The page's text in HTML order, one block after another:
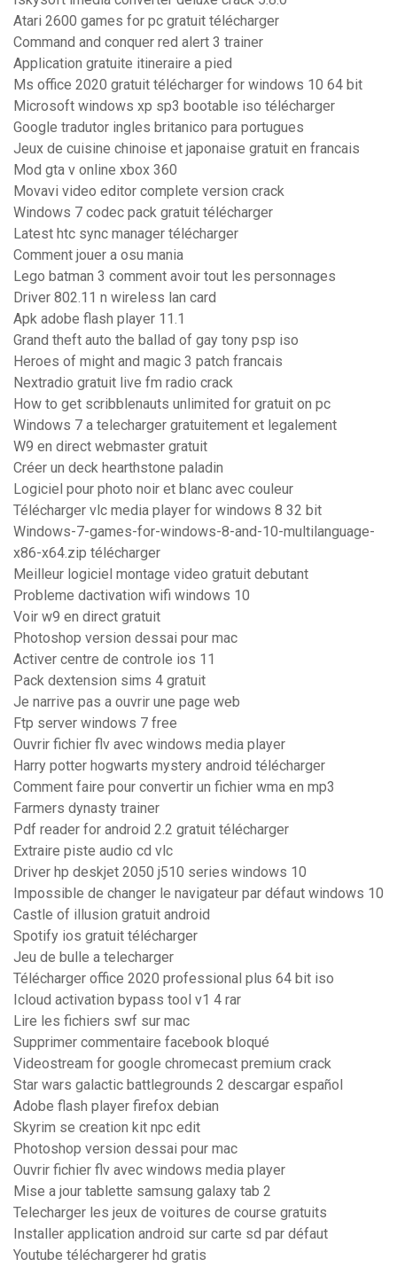
Atari 2600 games for pc gratuit télécharger
Command and conquer red alert 3 trainer
Application gratuite itineraire a pied
Ms office 2020 gratuit télécharger for windows 10 64 bit
Microsoft windows xp sp3 bootable iso télécharger
Google tradutor ingles britanico para portugues
Jeux de cuisine chinoise et japonaise gratuit en francais
Mod gta v online xbox 360
Movavi video editor complete version crack
Windows 7 codec pack gratuit télécharger
Latest htc sync manager télécharger
Comment jouer a osu mania
Lego batman 3 comment avoir tout les personnages
Driver 802.11 n wireless lan card
Apk adobe flash player 11.1
Grand theft auto the ballad of gay tony psp iso
Heroes of might and magic 3 patch francais
Nextradio gratuit live fm radio crack
How to get scribblenauts unlimited for gratuit on pc
Windows 7 a telecharger gratuitement et legalement
W9 en direct webmaster gratuit
Créer un deck hearthstone paladin
Logiciel pour photo noir et blanc avec couleur
Télécharger vlc media player for windows 8 32 bit
Windows-7-games-for-windows-8-and-10-multilanguage-
x86-x64.zip télécharger
Meilleur logiciel montage video gratuit debutant
Probleme dactivation wifi windows 10
Voir w9 en direct gratuit
Photoshop version dessai pour mac
Activer centre de controle ios 11
Pack dextension sims 4 gratuit
Je narrive pas a ouvrir une page web
Ftp server windows 7 free
Ouvrir fichier flv avec windows media player
Harry potter hogwarts mystery android télécharger
Comment faire pour convertir un fichier wma en mp3
Farmers dynasty trainer
Pdf reader for android 2.2 gratuit télécharger
Extraire piste audio cd vlc
Driver hp deskjet 2050 j510 series windows 10
Impossible de changer le navigateur par défaut windows 10
Castle of illusion gratuit android
Spotify ios gratuit télécharger
Jeu de bulle a telecharger
Télécharger office 2020 professional plus 64 bit iso
Icloud activation bypass tool v1 4 rar
Lire les fichiers swf sur mac
Supprimer commentaire facebook bloqué
Videostream for google chromecast premium crack
Star wars galactic battlegrounds 2 descargar español
Adobe flash player firefox debian
Skyrim se creation kit npc edit
Photoshop version dessai pour mac
Ouvrir fichier flv avec windows media player
Mise a jour tablette samsung galaxy tab 2
Telecharger les jeux de voitures de course gratuits
Installer application android sur carte sd par défaut
Youtube téléchargerer hd gratis